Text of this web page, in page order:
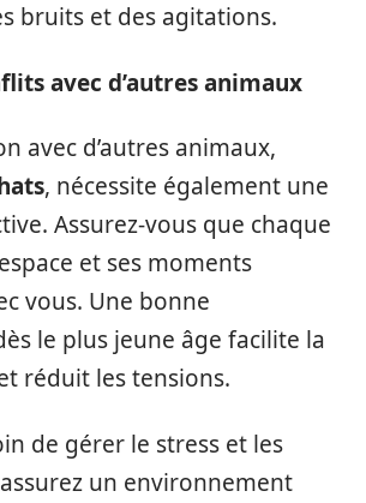
bruits et des agitations.
avec d’autres animaux
avec d’autres animaux,
, nécessite également une
Assurez-vous que chaque
et ses moments
vous. Une bonne
le plus jeune âge facilite la
réduit les tensions.
de gérer le stress et les
un environnement